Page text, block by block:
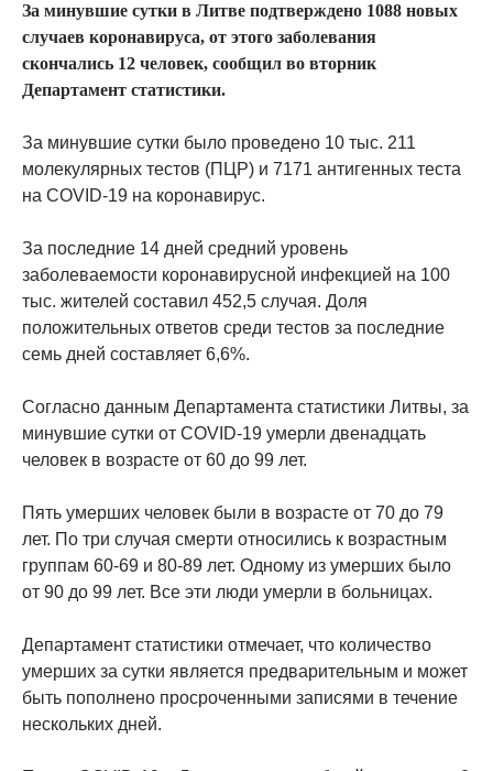
За минувшие сутки в Литве подтверждено 1088 новых
случаев коронавируса, от этого заболевания
скончались 12 человек, сообщил во вторник
Департамент статистики.
За минувшие сутки было проведено 10 тыс. 211
молекулярных тестов (ПЦР) и 7171 антигенных теста
на COVID-19 на коронавирус.
За последние 14 дней средний уровень
заболеваемости коронавирусной инфекцией на 100
тыс. жителей составил 452,5 случая. Доля
положительных ответов среди тестов за последние
семь дней составляет 6,6%.
Согласно данным Департамента статистики Литвы, за
минувшие сутки от COVID-19 умерли двенадцать
человек в возрасте от 60 до 99 лет.
Пять умерших человек были в возрасте от 70 до 79
лет. По три случая смерти относились к возрастным
группам 60-69 и 80-89 лет. Одному из умерших было
от 90 до 99 лет. Все эти люди умерли в больницах.
Департамент статистики отмечает, что количество
умерших за сутки является предварительным и может
быть пополнено просроченными записями в течение
нескольких дней.